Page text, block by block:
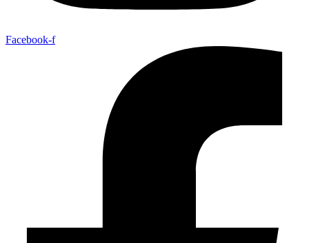
Facebook-f